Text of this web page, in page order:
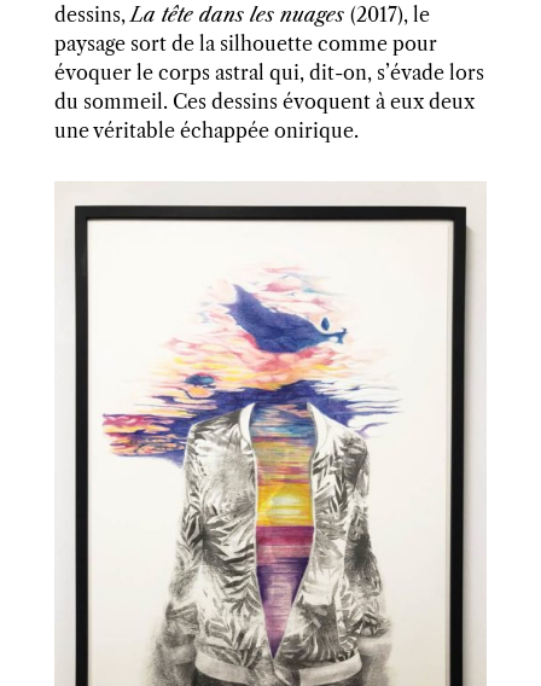
dessins,La tête dans les nuages (2017), le
paysage sort de la silhouette comme pour
évoquer le corps astral qui, dit-on, s’évade lors
du sommeil. Ces dessins évoquent à eux deux
une véritable échappée onirique.